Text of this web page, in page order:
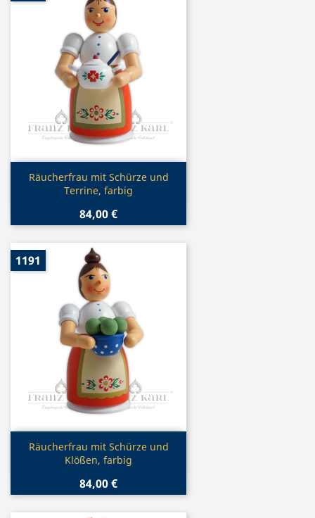
Vorschau
Räucherfrau mit Schürze und
Terrine, farbig
84,00 €
Vorschau
Räucherfrau mit Schürze und
Klößen, farbig
84,00 €
1191